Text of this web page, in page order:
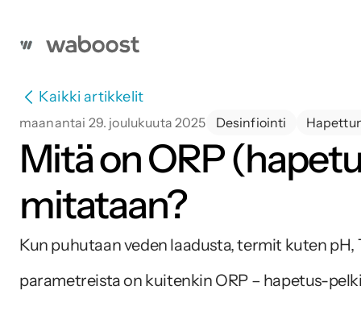
Kaikki artikkelit
maanantai 29. joulukuuta 2025 Desinfiointi
Mitä on ORP
mitataan?
Kun puhutaan veden laadusta, termit kuten pH,
parametreista on kuitenkin ORP – hapetus-